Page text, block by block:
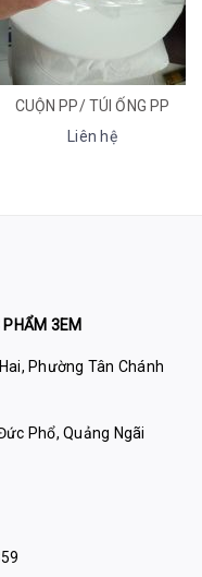
CUỘN PP/ TÚI ỐNG PP
Liên hệ
3EM
Phường Tân Chánh
Phổ, Quảng Ngãi